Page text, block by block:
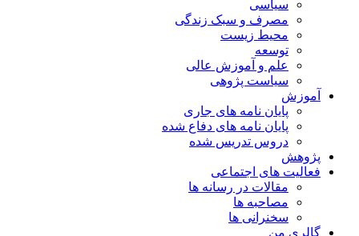
سیاسی
مصرف و سبک زندگی
محیط زیست
توسعه
علم و آموزش عالی
سیاست پژوهی
آموزش
پایان نامه های جاری
پایان نامه های دفاع شده
دروس تدریس شده
پژوهش
فعالیت های اجتماعی
مقالات در رسانه ها
مصاحبه ها
سخنرانی ها
گالری من